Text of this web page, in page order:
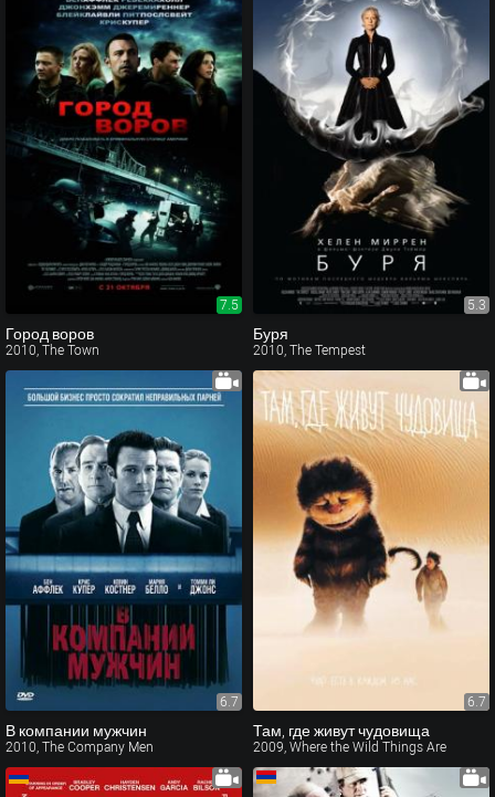
7.5
Город воров
2010, The Town
5.3
Буря
2010, The Tempest
6.7
В компании мужчин
2010, The Company Men
6.7
Там, где живут чудовища
2009, Where the Wild Things Are